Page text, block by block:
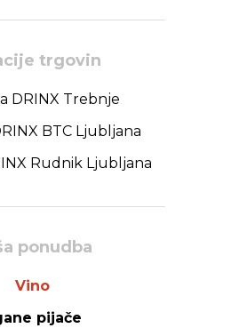
trgovin
DRINX Trebnje
BTC Ljubljana
Rudnik Ljubljana
ponudba
Vino
pijače